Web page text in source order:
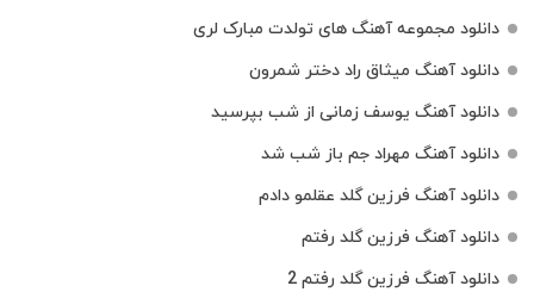
دانلود مجموعه آهنگ های تولدت مبارک لری
دانلود آهنگ میثاق راد دختر شمرون
دانلود آهنگ یوسف زمانی از شب بپرسید
دانلود آهنگ مهراد جم باز شب شد
دانلود آهنگ فرزین گلد عقلمو دادم
دانلود آهنگ فرزین گلد رفتم
دانلود آهنگ فرزین گلد رفتم 2